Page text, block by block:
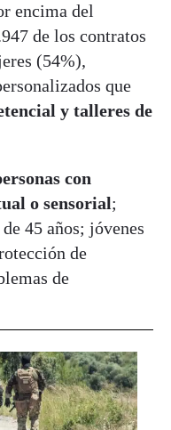
encima del
de los contratos
(54%),
que
y talleres de
con
o sensorial;
45 años; jóvenes
de
de